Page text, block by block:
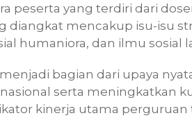
peserta yang terdiri dari
diangkat mencakup isu-isu
humaniora, dan ilmu sosial
bagian dari upaya
serta meningkatkan
kinerja utama perguruan